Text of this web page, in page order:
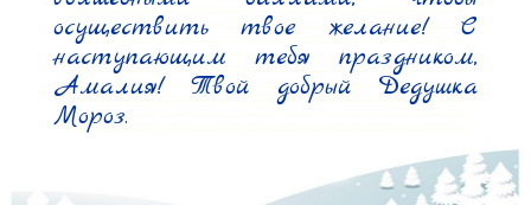
осуществить твое желание! С
наступающим тебя праздником,
Амалия! Твой добрый Дедушка
Мороз.